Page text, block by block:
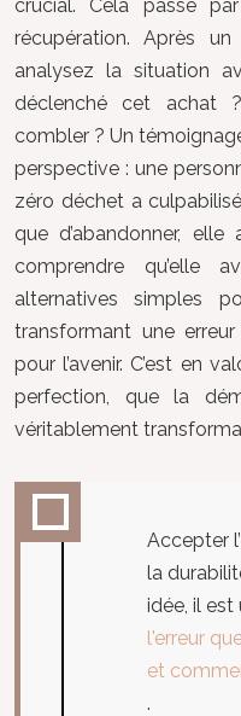
crucial. Cela passe
récupération. Après
analysez la situation
déclenché cet achat
combler ? Un
perspective : une
zéro déchet a
que d’abandonner,
comprendre qu’elle
alternatives simples
transformant une
pour l’avenir. C’est en
perfection, que la
véritablement
Accepter
la
idée, il est
l'erreur
et
.